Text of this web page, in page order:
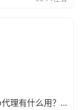
手机设置ip代理有什么用？不只是改定位那么简单